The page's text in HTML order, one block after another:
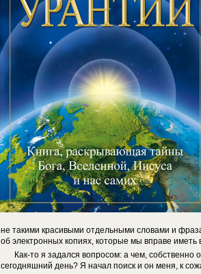
не такими красивыми отдельными словами и
об электронных копиях, которые мы вправе
Как-то я задался вопросом: а чем,
сегодняшний день? Я начал поиск и он меня, к